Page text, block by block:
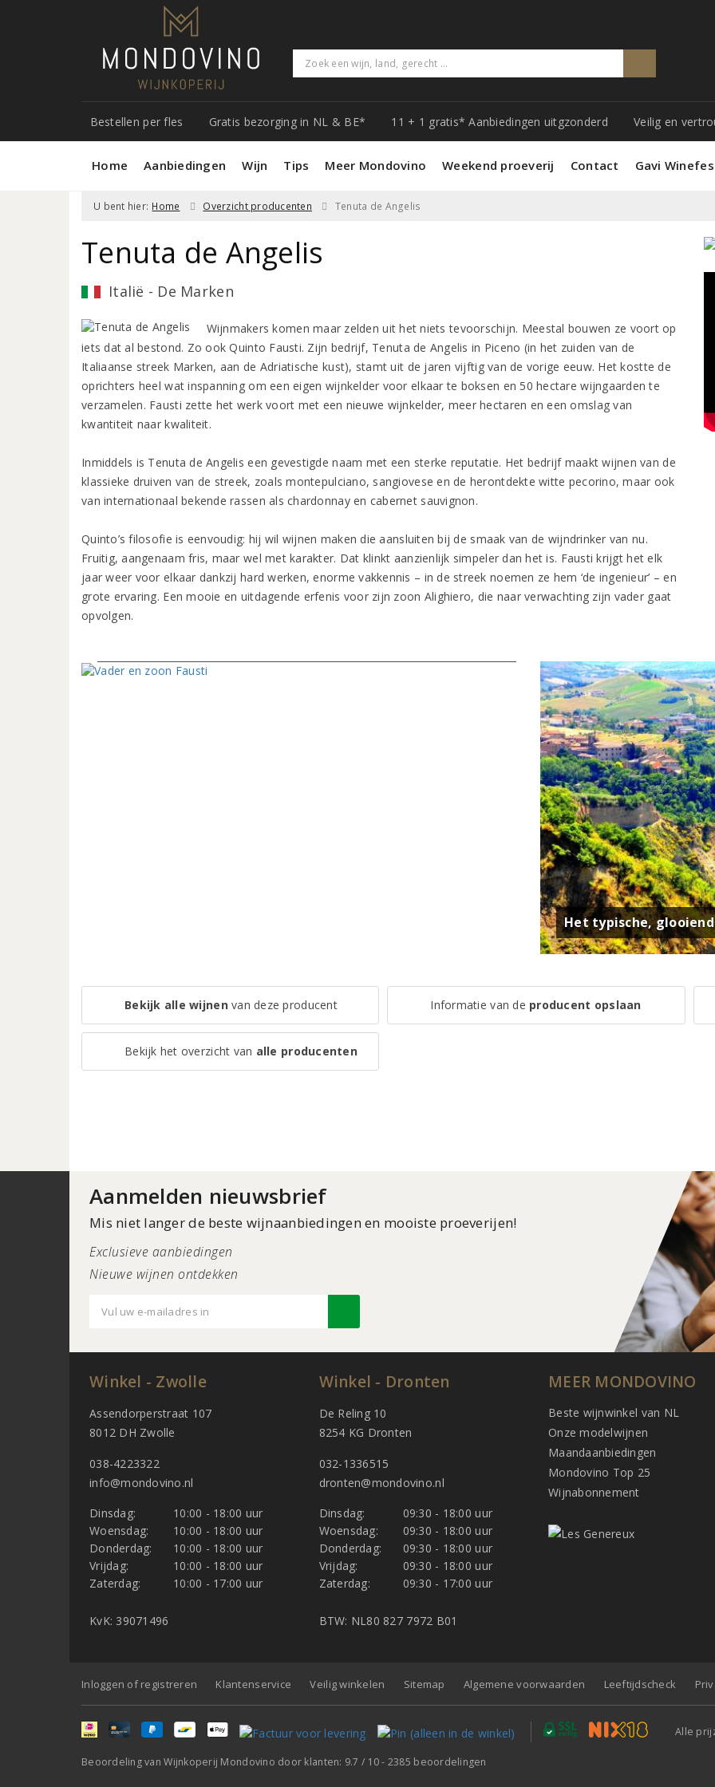
Bestellen per fles Gratis bezorging in NL & BE* 11 + 1 gratis* Aanbiedingen uitgzonderd Veilig en
Home Aanbiedingen Wijn Tips Meer Mondovino Weekend proeverij Contact Gavi
U bent hier: Home Overzicht producenten Tenuta de Angelis
Tenuta de Angelis
Italië - De Marken
Wijnmakers komen maar zelden uit het niets tevoorschijn. Meestal bouwen ze voort op
iets dat al bestond. Zo ook Quinto Fausti. Zijn bedrijf, Tenuta de Angelis in Piceno (in het zuiden van de
Italiaanse streek Marken, aan de Adriatische kust), stamt uit de jaren vijftig van de vorige eeuw. Het kostte de
oprichters heel wat inspanning om een eigen wijnkelder voor elkaar te boksen en 50 hectare wijngaarden te
verzamelen. Fausti zette het werk voort met een nieuwe wijnkelder, meer hectaren en een omslag van
kwantiteit naar kwaliteit.
Inmiddels is Tenuta de Angelis een gevestigde naam met een sterke reputatie. Het bedrijf maakt wijnen van de
klassieke druiven van de streek, zoals montepulciano, sangiovese en de herontdekte witte pecorino, maar ook
van internationaal bekende rassen als chardonnay en cabernet sauvignon.
Quinto’s filosofie is eenvoudig: hij wil wijnen maken die aansluiten bij de smaak van de wijndrinker van nu.
Fruitig, aangenaam fris, maar wel met karakter. Dat klinkt aanzienlijk simpeler dan het is. Fausti krijgt het elk
jaar weer voor elkaar dankzij hard werken, enorme vakkennis – in de streek noemen ze hem ‘de ingenieur’ – en
grote ervaring. Een mooie en uitdagende erfenis voor zijn zoon Alighiero, die naar verwachting zijn vader gaat
opvolgen.
Het typische,
Bekijk alle wijnenvan deze producent Informatie van de producent opslaan
Bekijk het overzicht van alle producenten
Aanmelden nieuwsbrief
Mis niet langer de beste wijnaanbiedingen en mooiste proeverijen!
Exclusieve aanbiedingen
Nieuwe wijnen ontdekken
Winkel - Zwolle
Assendorperstraat 107
8012 DH Zwolle
038-4223322
info@mondovino.nl
Dinsdag:
10:00 - 18:00 uur
Woensdag:
10:00 - 18:00 uur
Donderdag:
10:00 - 18:00 uur
Vrijdag:
10:00 - 18:00 uur
Zaterdag:
10:00 - 17:00 uur
KvK: 39071496
Winkel - Dronten
De Reling 10
8254 KG Dronten
032-1336515
dronten@mondovino.nl
Dinsdag:
09:30 - 18:00 uur
Woensdag:
09:30 - 18:00 uur
Donderdag:
09:30 - 18:00 uur
Vrijdag:
09:30 - 18:00 uur
Zaterdag:
09:30 - 17:00 uur
BTW: NL80 827 7972 B01
MEER MONDOVINO
Beste wijnwinkel van NL
Onze modelwijnen
Maandaanbiedingen
Mondovino Top 25
Wijnabonnement
Inloggen of registreren Klantenservice Veilig winkelen Sitemap Algemene voorwaarden Leeftijdscheck
Alle
Beoordeling vanWijnkoperij Mondovino door klanten: 9.7 / 10- 2385 beoordelingen